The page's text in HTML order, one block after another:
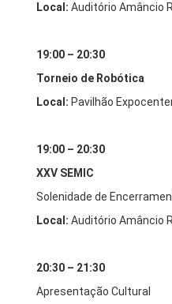
Local: Auditório Amâncio
19:00 – 20:30
Torneio de Robótica
Local: Pavilhão
19:00 – 20:30
XXV SEMIC
Solenidade de
Local: Auditório Amâncio
20:30 – 21:30
Apresentação Cultural